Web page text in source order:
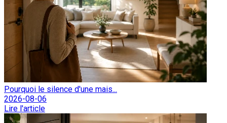
Pourquoi le silence d'une mais...
2026-08-06
Lire l'article